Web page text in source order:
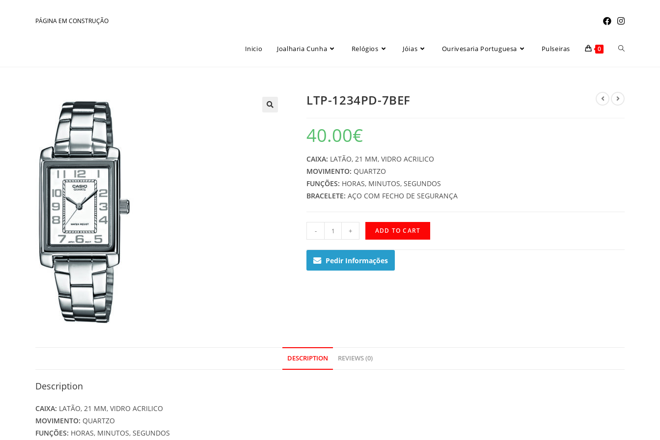
PÁGINA EM CONSTRUÇÃO
Inicio Joalharia Cunha Relógios Jóias Ourivesaria Portuguesa Pulseiras 0 Toggle
LTP-1234PD-7BEF
40.00€
CAIXA: LATÃO, 21 MM, VIDRO ACRILICO
MOVIMENTO: QUARTZO
FUNÇÕES: HORAS, MINUTOS, SEGUNDOS
BRACELETE: AÇO COM FECHO DE SEGURANÇA
1234PD-
7BEF
quantity
- + ADD TO CART
Pedir Informações
DESCRIPTION REVIEWS (0)
Description
CAIXA: LATÃO, 21 MM, VIDRO ACRILICO
MOVIMENTO: QUARTZO
FUNÇÕES: HORAS, MINUTOS, SEGUNDOS